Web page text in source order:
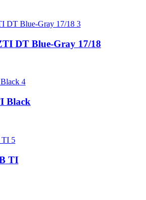
3
DT Blue-Gray 17/18
4
Black
5
TI